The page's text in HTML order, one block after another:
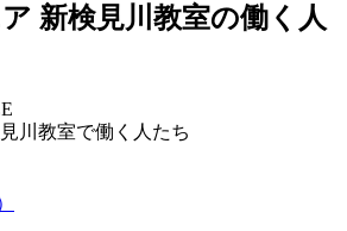
新検見川教室の働く人
川教室で働く人たち